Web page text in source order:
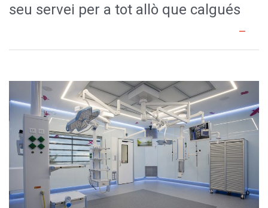
seu servei per a tot allò que calgués